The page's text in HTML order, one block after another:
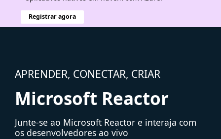
Registrar agora
APRENDER, CONECTAR, CRIAR
Microsoft Reactor
Junte-se ao Microsoft Reactor e interaja com
os desenvolvedores ao vivo